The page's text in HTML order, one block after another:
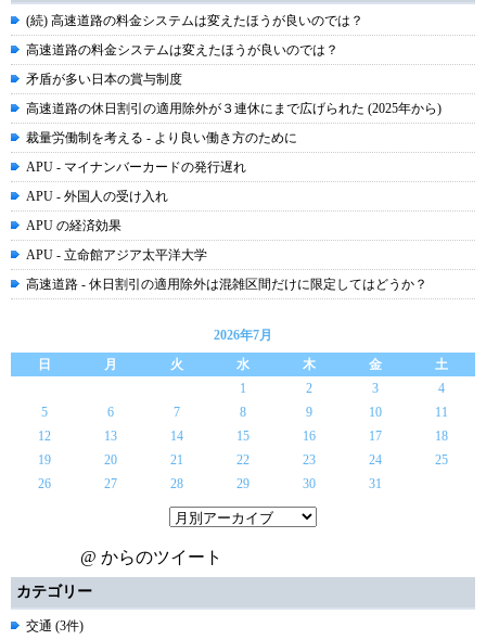
(続) 高速道路の料金システムは変えたほうが良いのでは？
高速道路の料金システムは変えたほうが良いのでは？
矛盾が多い日本の賞与制度
高速道路の休日割引の適用除外が３連休にまで広げられた (2025年から)
裁量労働制を考える - より良い働き方のために
APU - マイナンバーカードの発行遅れ
APU - 外国人の受け入れ
APU の経済効果
APU - 立命館アジア太平洋大学
高速道路 - 休日割引の適用除外は混雑区間だけに限定してはどうか？
2026年7月
日
月 火 水 木 金
土
1
2 3
4
5
6 7 8 9 10
11
12
13 14 15 16 17
18
19
20 21 22 23 24
25
26
27 28 29 30 31
@ からのツイート
カテゴリー
交通 (3件)